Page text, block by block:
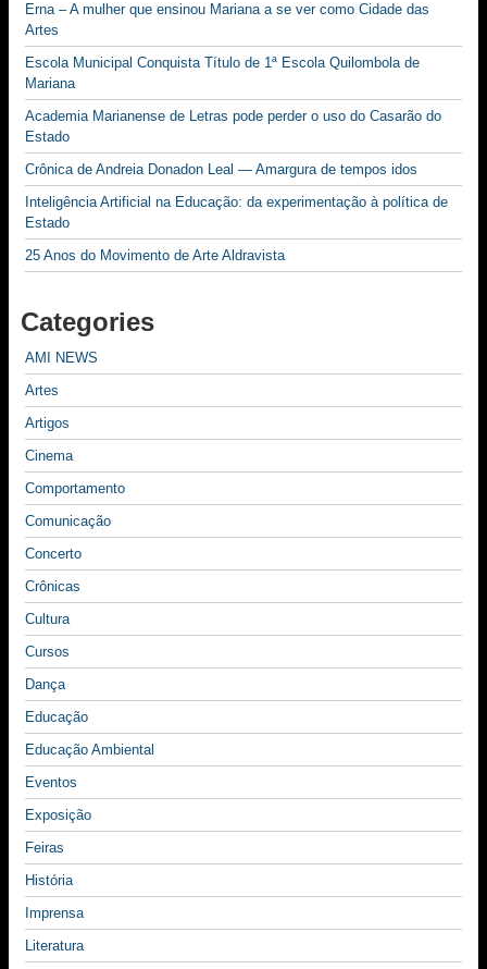
Erna – A mulher que ensinou Mariana a se ver como Cidade das
Artes
Escola Municipal Conquista Título de 1ª Escola Quilombola de
Mariana
Academia Marianense de Letras pode perder o uso do Casarão do
Estado
Crônica de Andreia Donadon Leal — Amargura de tempos idos
Inteligência Artificial na Educação: da experimentação à política de
Estado
25 Anos do Movimento de Arte Aldravista
Categories
AMI NEWS
Artes
Artigos
Cinema
Comportamento
Comunicação
Concerto
Crônicas
Cultura
Cursos
Dança
Educação
Educação Ambiental
Eventos
Exposição
Feiras
História
Imprensa
Literatura